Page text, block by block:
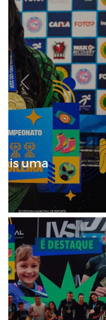
29/07/2026
Mutirão de
Desconto
Montadas
Previous